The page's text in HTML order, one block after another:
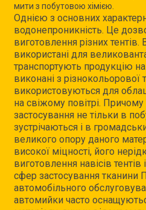
мити з побутовою хімією.
Однією з основних
водонепроникність. Це
виготовлення різних
використані для
транспортують продукцію на
виконані з різнокольорової
використовуються для
на свіжому повітрі.
застосування не тільки в
зустрічаються і в
великого опору даного
високої міцності, його
виготовлення навісів
сфер застосування тканини
автомобільного
автомийки часто